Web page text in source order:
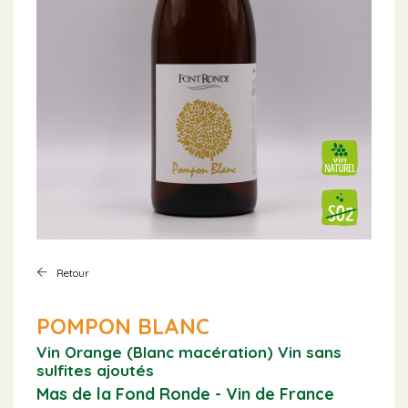
Retour
POMPON BLANC
Vin Orange (Blanc macération) Vin sans
sulfites ajoutés
Mas de la Fond Ronde - Vin de France